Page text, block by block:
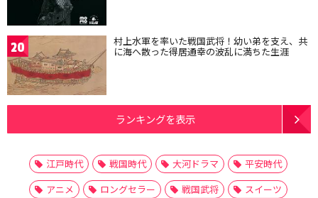
20 村上水軍を率いた戦国武将！幼い弟を支え、共
に海へ散った得居通幸の波乱に満ちた生涯
ランキングを表示
江戸時代 戦国時代 大河ドラマ
平安時代
アニメ
ロングセラー 戦国武将
スイーツ